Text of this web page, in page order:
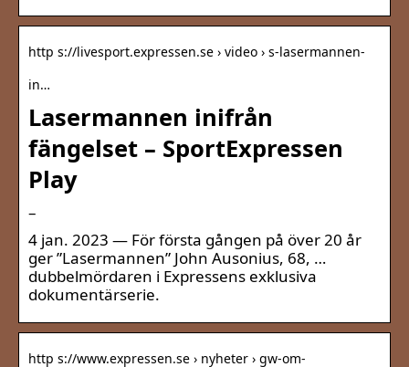
http s://livesport.expressen.se › video › s-lasermannen-
in…
Lasermannen inifrån
fängelset – SportExpressen
Play
–
4 jan. 2023 — För första gången på över 20 år
ger ”Lasermannen” John Ausonius, 68, …
dubbelmördaren i Expressens exklusiva
dokumentärserie.
http s://www.expressen.se › nyheter › gw-om-